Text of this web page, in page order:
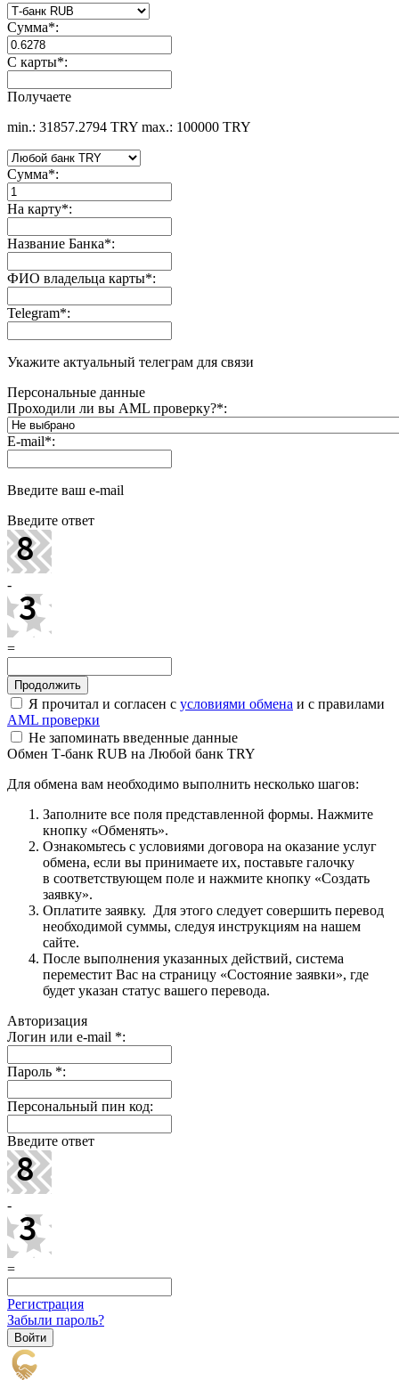
Сумма*:
С карты*:
Получаете
min.: 31857.2794 TRY max.: 100000 TRY
Сумма*:
На карту*:
Название Банка*:
ФИО владельца карты*:
Telegram*:
Укажите актуальный телеграм для связи
Персональные данные
Проходили ли вы AML проверку?*:
E-mail*:
Введите ваш e-mail
Введите ответ
-
=
Я прочитал и согласен с условиями обмена и с правилами
AML проверки
Не запоминать введенные данные
Обмен Т-банк RUB на Любой банк TRY
Для обмена вам необходимо выполнить несколько шагов:
Заполните все поля представленной формы. Нажмите
кнопку «Обменять».
Ознакомьтесь с условиями договора на оказание услуг
обмена, если вы принимаете их, поставьте галочку
в соответствующем поле и нажмите кнопку «Создать
заявку».
Оплатите заявку. Для этого следует совершить перевод
необходимой суммы, следуя инструкциям на нашем
сайте.
После выполнения указанных действий, система
переместит Вас на страницу «Состояние заявки», где
будет указан статус вашего перевода.
Авторизация
Логин или e-mail *:
Пароль *:
Персональный пин код:
Введите ответ
-
=
Регистрация
Забыли пароль?